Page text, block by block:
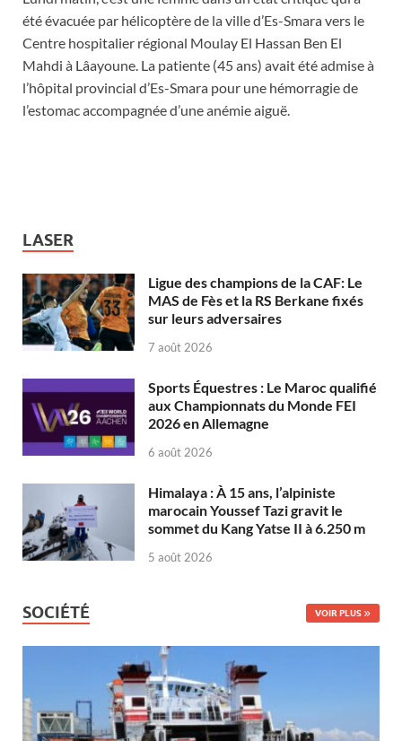
été évacuée par hélicoptère de la ville d’Es-Smara vers le
Centre hospitalier régional Moulay El Hassan Ben El
Mahdi à Lâayoune. La patiente (45 ans) avait été admise à
l’hôpital provincial d’Es-Smara pour une hémorragie de
l’estomac accompagnée d’une anémie aiguë.
LASER
Ligue des champions de la CAF: Le
MAS de Fès et la RS Berkane fixés
sur leurs adversaires
7 août 2026
Sports Équestres : Le Maroc qualifié
aux Championnats du Monde FEI
2026 en Allemagne
6 août 2026
Himalaya : À 15 ans, l’alpiniste
marocain Youssef Tazi gravit le
sommet du Kang Yatse II à 6.250 m
5 août 2026
SOCIÉTÉ VOIR PLUS